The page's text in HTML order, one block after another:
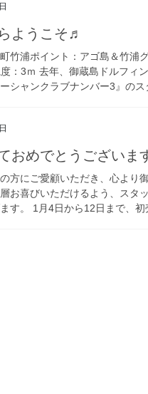
ようこそ♬
竹浦ポイント：アゴ島＆竹浦
：3ｍ 去年、御蔵島ドルフィ
シャンクラブナンバー3』の
おめでとうございま
方にご愛顧いただき、心より
お喜びいただけるよう、スタ
す。 1月4日から12日まで、